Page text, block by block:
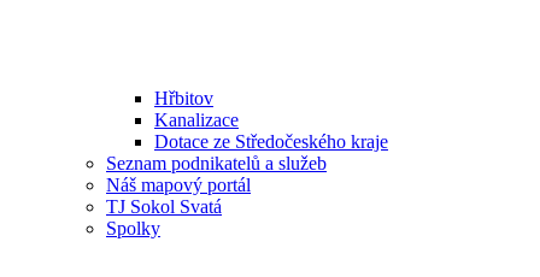
Hřbitov
Kanalizace
Dotace ze Středočeského kraje
Seznam podnikatelů a služeb
Náš mapový portál
TJ Sokol Svatá
Spolky